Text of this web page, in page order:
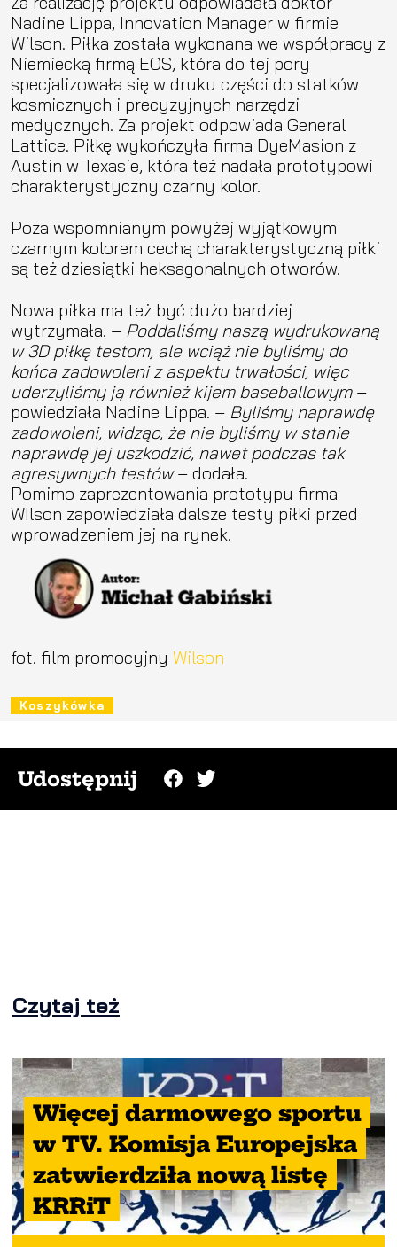
Nadine Lippa, Innovation Manager w firmie
Wilson. Piłka została wykonana we współpracy z
Niemiecką firmą EOS, która do tej pory
specjalizowała się w druku części do statków
kosmicznych i precyzyjnych narzędzi
medycznych. Za projekt odpowiada General
Lattice. Piłkę wykończyła firma DyeMasion z
Austin w Texasie, która też nadała prototypowi
charakterystyczny czarny kolor.
Poza wspomnianym powyżej wyjątkowym
czarnym kolorem cechą charakterystyczną piłki
są też dziesiątki heksagonalnych otworów.
Nowa piłka ma też być dużo bardziej
wytrzymała. – Poddaliśmy naszą wydrukowaną
w 3D piłkę testom, ale wciąż nie byliśmy do
końca zadowoleni z aspektu trwałości, więc
uderzyliśmy ją również kijem baseballowym–
powiedziała Nadine Lippa. – Byliśmy naprawdę
zadowoleni, widząc, że nie byliśmy w stanie
naprawdę jej uszkodzić, nawet podczas tak
agresywnych testów– dodała.
Pomimo zaprezentowania prototypu firma
WIlson zapowiedziała dalsze testy piłki przed
wprowadzeniem jej na rynek.
fot. film promocyjny Wilson
Koszykówka
Udostępnij
Czytaj też
Więcej darmowego sportu
w TV. Komisja Europejska
zatwierdziła nową listę
KRRiT